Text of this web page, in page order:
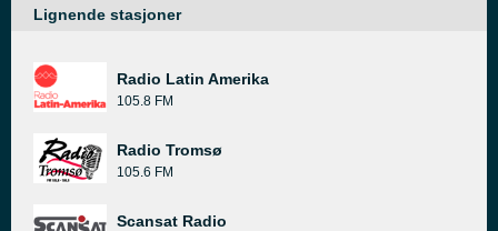
Lignende stasjoner
Radio Latin Amerika
105.8 FM
Radio Tromsø
105.6 FM
Scansat Radio